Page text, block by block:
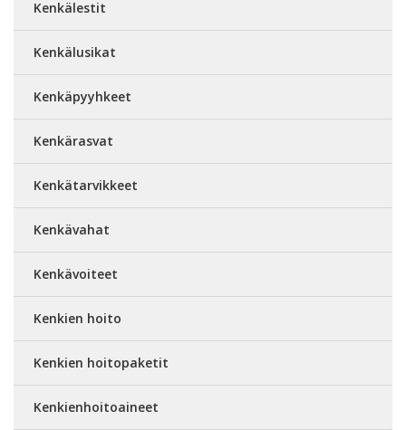
Kenkälestit
Kenkälusikat
Kenkäpyyhkeet
Kenkärasvat
Kenkätarvikkeet
Kenkävahat
Kenkävoiteet
Kenkien hoito
Kenkien hoitopaketit
Kenkienhoitoaineet